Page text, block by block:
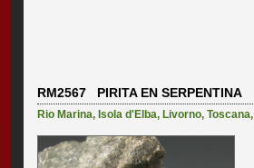
RM2567 PIRITA EN SERPENTINA
Rio Marina, Isola d'Elba, Livorno,Toscana,